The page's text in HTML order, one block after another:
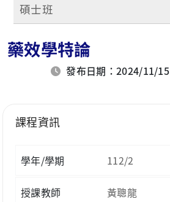
碩士班
藥效學特論
發布日期：2024/11/15
課程資訊
學年/學期 112/2
授課教師 黃聰龍